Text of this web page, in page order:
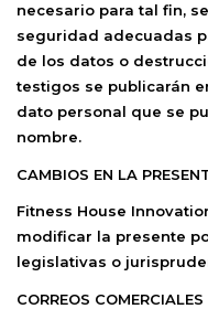
necesario para tal fin,
seguridad adecuadas
de los datos o
testigos se publicarán
dato personal que se
nombre.
CAMBIOS EN LA
Fitness House
modificar la presente
legislativas o
CORREOS COMERCIALES